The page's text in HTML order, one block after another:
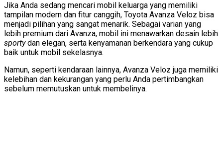
Jika Anda sedang mencari mobil keluarga yang memiliki
tampilan modern dan fitur canggih, Toyota Avanza Veloz bisa
menjadi pilihan yang sangat menarik. Sebagai varian yang
lebih premium dari Avanza, mobil ini menawarkan desain lebih
sportydan elegan, serta kenyamanan berkendara yang cukup
baik untuk mobil sekelasnya.
Namun, seperti kendaraan lainnya, Avanza Veloz juga memiliki
kelebihan dan kekurangan yang perlu Anda pertimbangkan
sebelum memutuskan untuk membelinya.